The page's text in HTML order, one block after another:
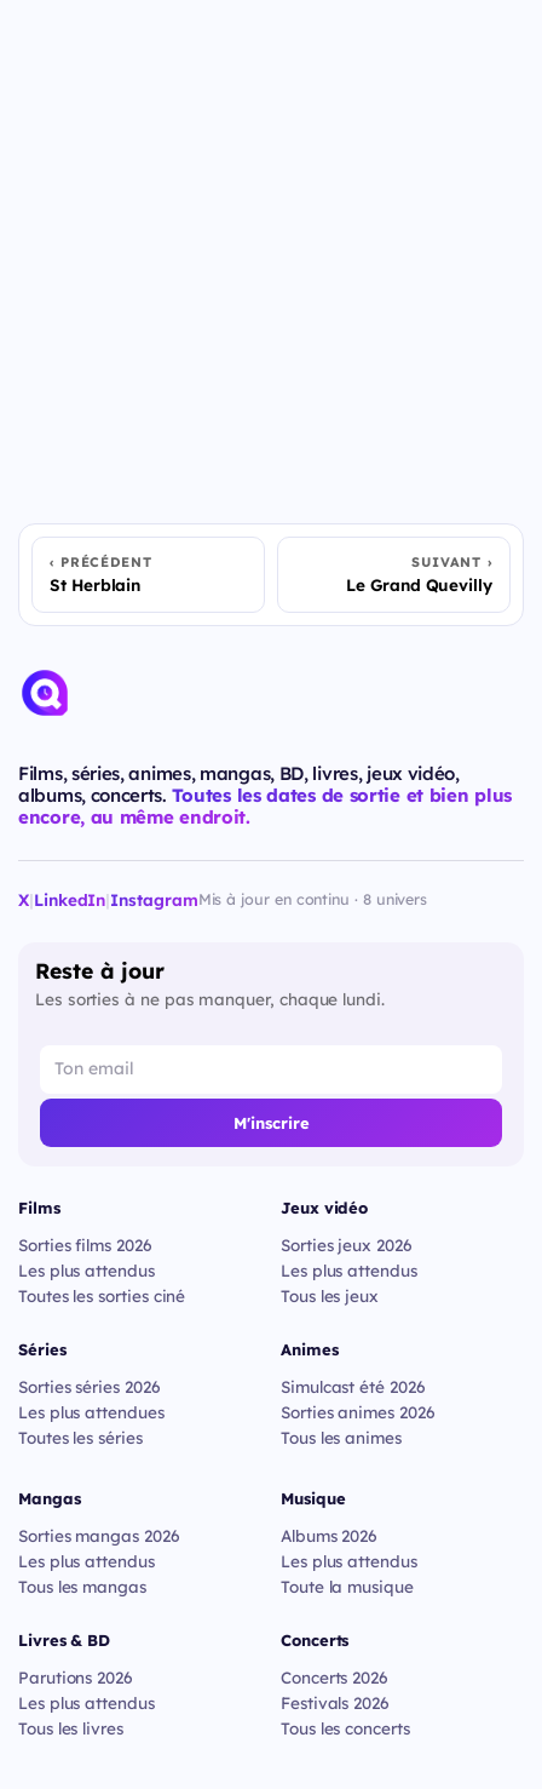
PRÉCÉDENT
St Herblain
SUIVANT
Le Grand Quevilly
Films, séries, animes, mangas, BD, livres, jeux vidéo,
albums, concerts. Toutes les dates de sortie et bien plus
encore, au même endroit.
X|LinkedIn|InstagramMis à jour en continu · 8 univers
Reste à jour
Les sorties à ne pas manquer, chaque lundi.
M'inscrire
Films
Sorties films 2026
Les plus attendus
Toutes les sorties ciné
Séries
Sorties séries 2026
Les plus attendues
Toutes les séries
Jeux vidéo
Sorties jeux 2026
Les plus attendus
Tous les jeux
Animes
Simulcast été 2026
Sorties animes 2026
Tous les animes
Mangas
Sorties mangas 2026
Les plus attendus
Tous les mangas
Livres & BD
Parutions 2026
Les plus attendus
Tous les livres
Musique
Albums 2026
Les plus attendus
Toute la musique
Concerts
Concerts 2026
Festivals 2026
Tous les concerts